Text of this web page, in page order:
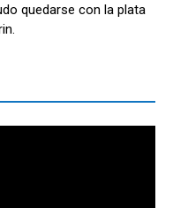
quedarse con la plata